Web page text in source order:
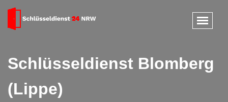
Schlüsseldienst Blomberg
(Lippe)